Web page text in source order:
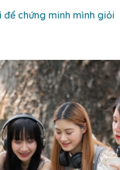
chứng minh mình giỏi